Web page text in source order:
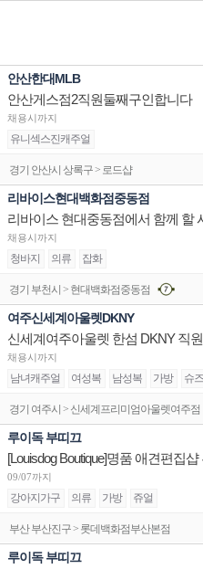
안산한대MLB
안산게스점2직원둘째구인합니다
채용시까지
유니섹스진캐주얼
경기 안산시 상록구 > 로드샵
리바이스현대백화점중동점
리바이스 현대중동점에서 함께 할
채용시까지
청바지 의류 잡화
경기 부천시 > 현대백화점중동점
여주신세계아울렛DKNY
신세계여주아울렛 한섬 DKNY 직
채용시까지
남녀캐주얼 여성복 남성복 가방 슈즈
경기 여주시 > 신세계프리미엄아울렛여주점
루이독 부띠끄
09/07까지
강아지가구 의류 가방 쥬얼
부산 부산진구 > 롯데백화점부산본점
루이독 부띠끄